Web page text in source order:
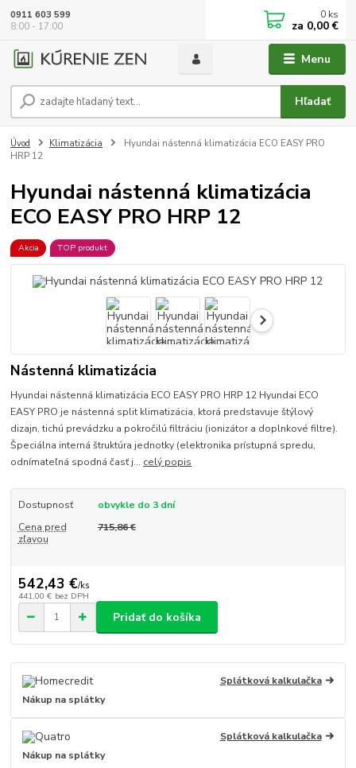
Menu
Hľadať
0911 603 599
8:00 - 17:00
0 ks
za 0,00 €
Úvod Klimatizácia
Hyundai nástenná klimatizácia ECO EASY PRO
HRP 12
Hyundai nástenná klimatizácia
ECO EASY PRO HRP 12
Akcia TOP produkt
Nástenná klimatizácia
Hyundai nástenná klimatizácia ECO EASY PRO HRP 12 Hyundai ECO
EASY PRO je nástenná split klimatizácia, ktorá predstavuje štýlový
dizajn, tichú prevádzku a pokročilú filtráciu (ionizátor a doplnkové filtre).
Špeciálna interná štruktúra jednotky (elektronika prístupná spredu,
odnímateľná spodná časť j... celý popis
Dostupnosť
obvykle do 3 dní
Cena pred
zľavou
715,86 €
542,43 €/ks
441,00 € bez DPH
Pridať do košíka
Splátková kalkulačka
Nákup na splátky
Splátková kalkulačka
Nákup na splátky